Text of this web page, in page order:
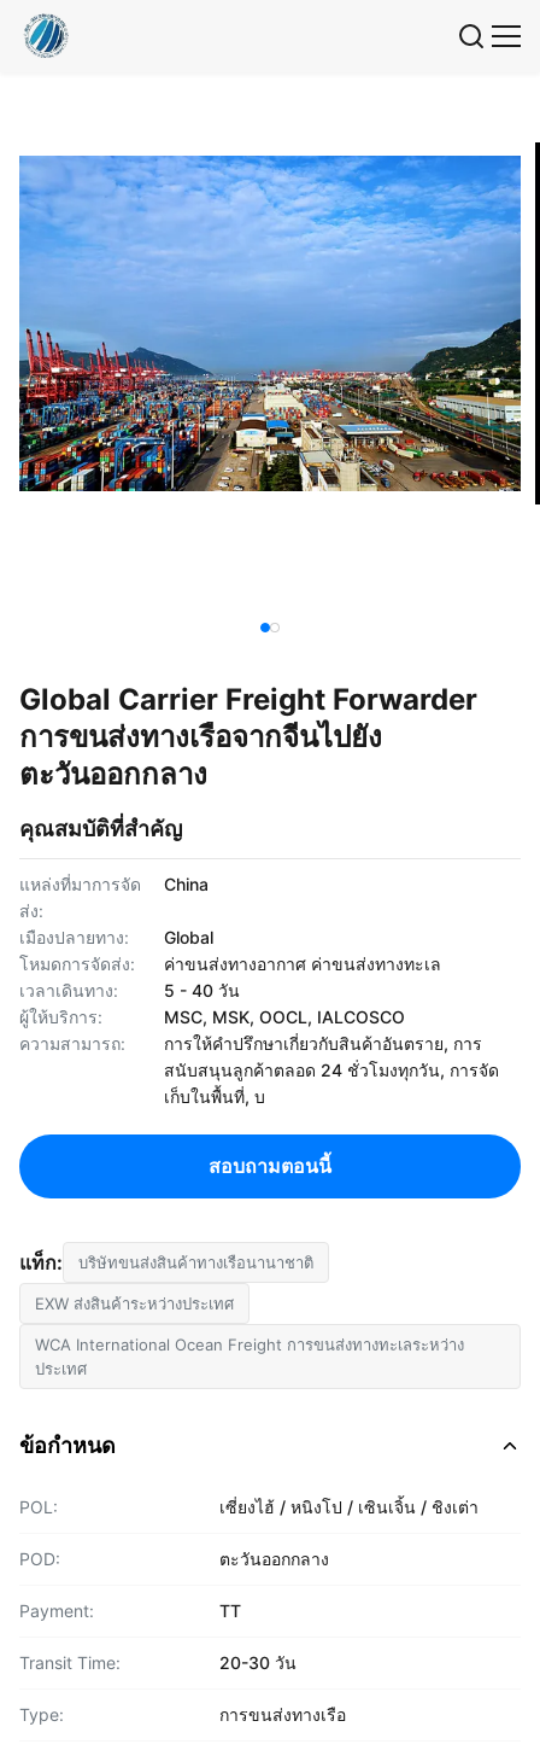
Global Carrier Freight Forwarder
การขนส่งทางเรือจากจีนไปยัง
ตะวันออกกลาง
คุณสมบัติที่สำคัญ
แหล่งที่มาการจัด
ส่ง:
China
เมืองปลายทาง:
Global
โหมดการจัดส่ง:
ค่าขนส่งทางอากาศ ค่าขนส่งทางทะเล
เวลาเดินทาง:
5 - 40 วัน
ผู้ให้บริการ:
MSC, MSK, OOCL, IALCOSCO
ความสามารถ:
การให้คำปรึกษาเกี่ยวกับสินค้าอันตราย, การ
สนับสนุนลูกค้าตลอด 24 ชั่วโมงทุกวัน, การจัด
เก็บในพื้นที่, บ
สอบถามตอนนี้
แท็ก: บริษัทขนส่งสินค้าทางเรือนานาชาติ
EXW ส่งสินค้าระหว่างประเทศ
WCA International Ocean Freight การขนส่งทางทะเลระหว่าง
ประเทศ
ข้อกำหนด
POL: เซี่ยงไฮ้ / หนิงโป / เซินเจิ้น / ชิงเต่า
POD: ตะวันออกกลาง
Payment: TT
Transit Time: 20-30 วัน
Type: การขนส่งทางเรือ